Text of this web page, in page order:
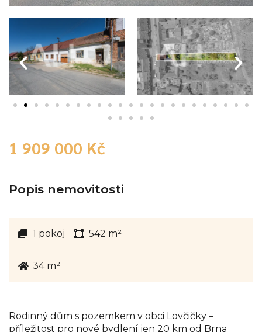
1 909 000 Kč
Popis nemovitosti
1 pokoj 542 m²
34 m²
Rodinný dům s pozemkem v obci Lovčičky –
příležitost pro nové bydlení jen 20 km od Brna